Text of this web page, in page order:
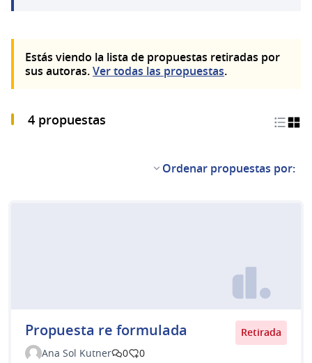
Estás viendo la lista de propuestas retiradas por
sus autoras.Ver todas las propuestas.
4 propuestas
Ordenar propuestas por:
Propuesta re formulada
Retirada
Ana Sol Kutner
0 0